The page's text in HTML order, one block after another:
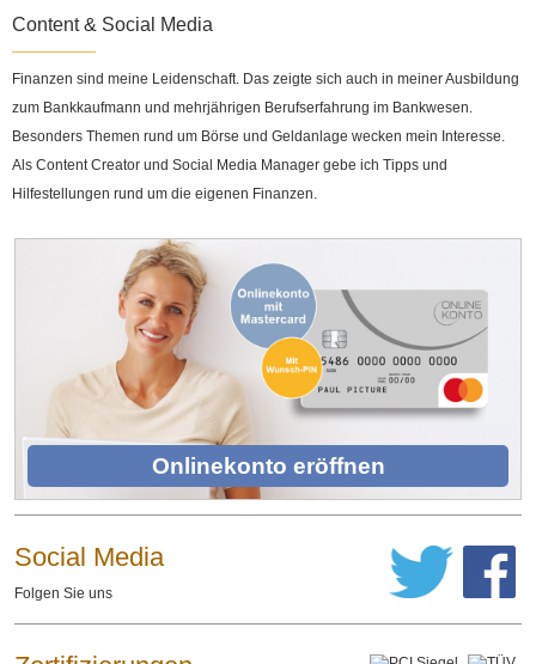
Content & Social Media
Finanzen sind meine Leidenschaft. Das zeigte sich auch in meiner Ausbildung
zum Bankkaufmann und mehrjährigen Berufserfahrung im Bankwesen.
Besonders Themen rund um Börse und Geldanlage wecken mein Interesse.
Als Content Creator und Social Media Manager gebe ich Tipps und
Hilfestellungen rund um die eigenen Finanzen.
Onlinekonto eröffnen
Social Media
Folgen Sie uns